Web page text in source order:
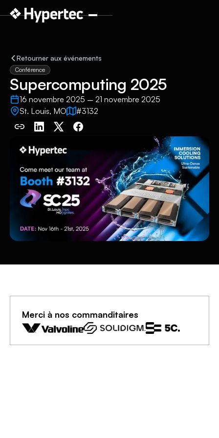
Retourner aux événements
Conférence
Supercomputing 2025
16 novembre 2025 – 21 novembre 2025
St. Louis, MO
#3132
Merci à nos commanditaires